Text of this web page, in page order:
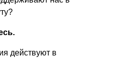
действуют в